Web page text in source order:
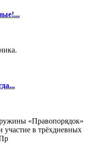
«Правопорядок»
в трёхдневных